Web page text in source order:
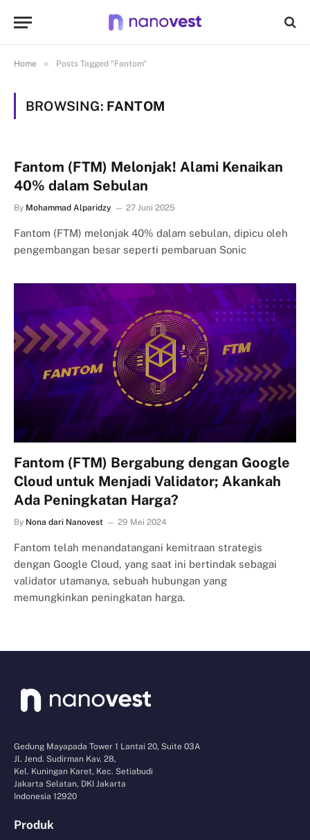
Home » Posts Tagged "Fantom"
BROWSING: FANTOM
Fantom (FTM) Melonjak! Alami Kenaikan
40% dalam Sebulan
By Mohammad Alparidzy 27 Juni 2025
Fantom (FTM) melonjak 40% dalam sebulan, dipicu oleh
pengembangan besar seperti pembaruan Sonic
Fantom (FTM) Bergabung dengan Google
Cloud untuk Menjadi Validator; Akankah
Ada Peningkatan Harga?
By Nona dari Nanovest 29 Mei 2024
Fantom telah menandatangani kemitraan strategis
dengan Google Cloud, yang saat ini bertindak sebagai
validator utamanya, sebuah hubungan yang
memungkinkan peningkatan harga.
Gedung Mayapada Tower 1 Lantai 20, Suite 03A
Jl. Jend. Sudirman Kav. 28,
Kel. Kuningan Karet, Kec. Setiabudi
Jakarta Selatan, DKI Jakarta
Indonesia 12920
Produk